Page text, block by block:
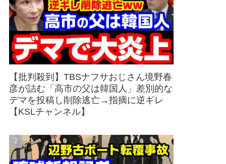
【批判殺到】TBSナフサおじさん境野春
彦が詰む「高市の父は韓国人」差別的な
デマを投稿し削除逃亡→指摘に逆ギレ
【KSLチャンネル】